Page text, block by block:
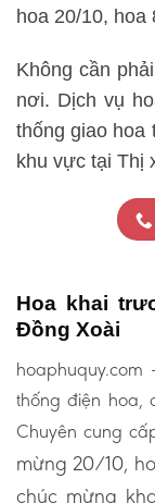
hoa 20/10,
Không cần
nơi. Dịch vụ
thống giao hoa
khu vực tại Thị
Hoa khai
Đồng Xoài
hoaphuquy.com
thống điện hoa,
Chuyên cung
mừng 20/10,
chúc mừng